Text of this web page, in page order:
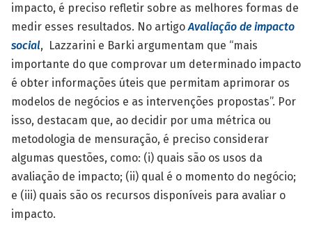
impacto, é preciso refletir sobre as melhores formas de
medir esses resultados. No artigoAvaliação de impacto
social, Lazzarini e Barki argumentam que “mais
importante do que comprovar um determinado impacto
é obter informações úteis que permitam aprimorar os
modelos de negócios e as intervenções propostas”. Por
isso, destacam que, ao decidir por uma métrica ou
metodologia de mensuração, é preciso considerar
algumas questões, como: (i) quais são os usos da
avaliação de impacto; (ii) qual é o momento do negócio;
e (iii) quais são os recursos disponíveis para avaliar o
impacto.